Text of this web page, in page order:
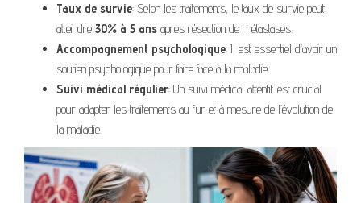
Taux de survie: Selon les traitements, le taux de survie peut
atteindre 30% à 5 ans après résection de métastases.
Accompagnement psychologique: Il est essentiel d’avoir un
soutien psychologique pour faire face à la maladie.
Suivi médical régulier: Un suivi médical attentif est crucial
pour adapter les traitements au fur et à mesure de l’évolution de
la maladie.